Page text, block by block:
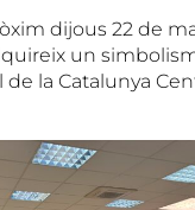
dijous 22 de
un
la Catalunya